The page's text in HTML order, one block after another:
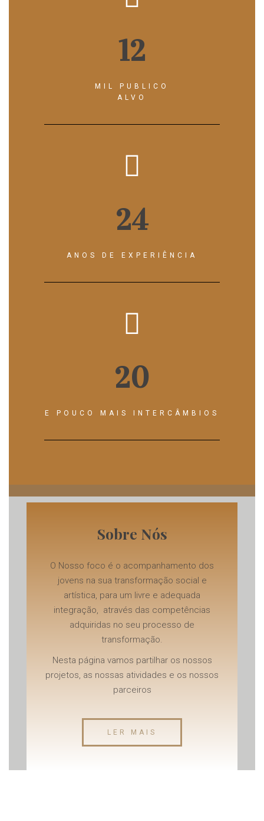
12
MIL PUBLICO
ALVO
24
ANOS DE EXPERIÊNCIA
20
E POUCO MAIS INTERCÂMBIOS
Sobre Nós
O Nosso foco é o acompanhamento dos
jovens na sua transformação social e
artística, para um livre e adequada
integração, através das competências
adquiridas no seu processo de
transformação.
Nesta página vamos partilhar os nossos
projetos, as nossas atividades e os nossos
parceiros
LER MAIS